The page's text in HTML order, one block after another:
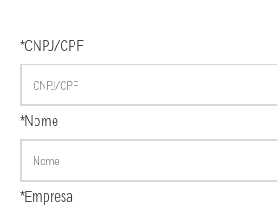
*CNPJ/CPF
*Nome
*Empresa